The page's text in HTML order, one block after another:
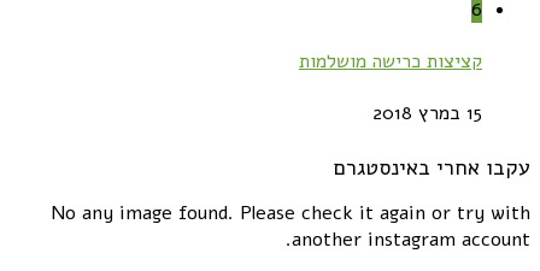
6
קציצות כרישה מושלמות
15 במרץ 2018
עקבו אחרי באינסטגרם
No any image found. Please check it again or try with
another instagram account.